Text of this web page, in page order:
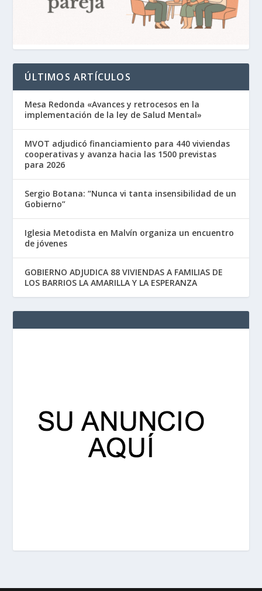
ÚLTIMOS ARTÍCULOS
Mesa Redonda «Avances y retrocesos en la
implementación de la ley de Salud Mental»
MVOT adjudicó financiamiento para 440 viviendas
cooperativas y avanza hacia las 1500 previstas
para 2026
Sergio Botana: “Nunca vi tanta insensibilidad de un
Gobierno”
Iglesia Metodista en Malvín organiza un encuentro
de jóvenes
GOBIERNO ADJUDICA 88 VIVIENDAS A FAMILIAS DE
LOS BARRIOS LA AMARILLA Y LA ESPERANZA